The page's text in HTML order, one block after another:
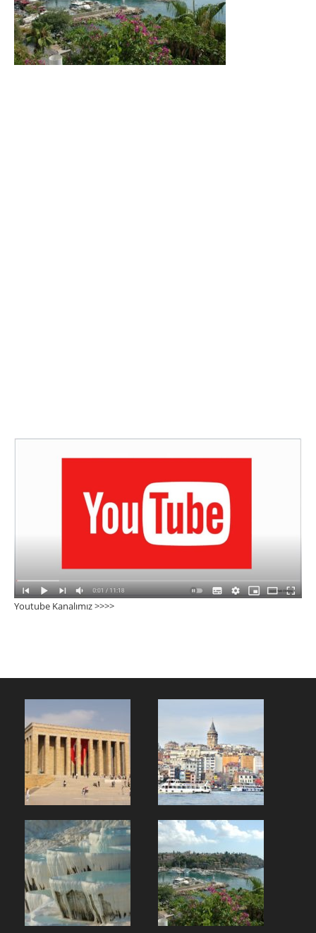
Youtube Kanalımız >>>>